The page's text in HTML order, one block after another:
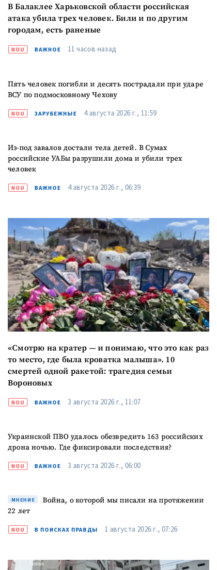
В Балаклее Харьковской области российская
атака убила трех человек. Били и по другим
городам, есть раненые
NOU ВАЖНОЕ 11 часов назад
Пять человек погибли и десять пострадали при ударе
ВСУ по подмосковному Чехову
NOU ЗАРУБЕЖНЫЕ 4 августа 2026 г., 11:59
Из-под завалов достали тела детей. В Сумах
российские УАБы разрушили дома и убили трех
человек
NOU ВАЖНОЕ 4 августа 2026 г., 06:39
«Смотрю на кратер — и понимаю, что это как раз
то место, где была кроватка малыша». 10
смертей одной ракетой: трагедия семьи
Вороновых
NOU ВАЖНОЕ 3 августа 2026 г., 11:07
Украинской ПВО удалось обезвредить 163 российских
дрона ночью. Где фиксировали последствия?
NOU ВАЖНОЕ 3 августа 2026 г., 06:00
МНЕНИЕ
Война, о которой мы писали на протяжении
22 лет
NOU В ПОИСКАХ ПРАВДЫ 1 августа 2026 г., 07:26
МОЯ НОВОСТЬ
Заголовок новости
+ Добавить
заголовок
изображение
+ Добавить ссылку на
Текст новости
+ Добавить текст
новости
КОНТАКТНЫЙ ИСТОЧНИК
+ Моё имя
Электронная почта
+ Мой email
Телефон
+ Личный телефон
Я прочитал(а) и согласен(на)
сполитикой
конфиденциальности.